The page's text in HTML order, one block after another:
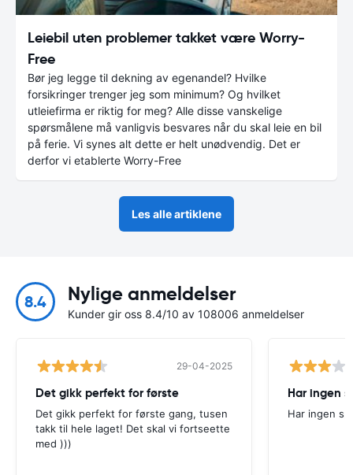
Leiebil uten problemer takket være Worry-
Free
Bør jeg legge til dekning av egenandel? Hvilke
forsikringer trenger jeg som minimum? Og hvilket
utleiefirma er riktig for meg? Alle disse vanskelige
spørsmålene må vanligvis besvares når du skal leie en bil
på ferie. Vi synes alt dette er helt unødvendig. Det er
derfor vi etablerte Worry-Free
Les alle artiklene
8.4 Nylige anmeldelser
Kunder gir oss 8.4/10 av 108006 anmeldelser
29-04-2025
Det gikk perfekt for første
Det gikk perfekt for første gang, tusen
takk til hele laget! Det skal vi fortseette
med )))
Har ingen
Har ingen